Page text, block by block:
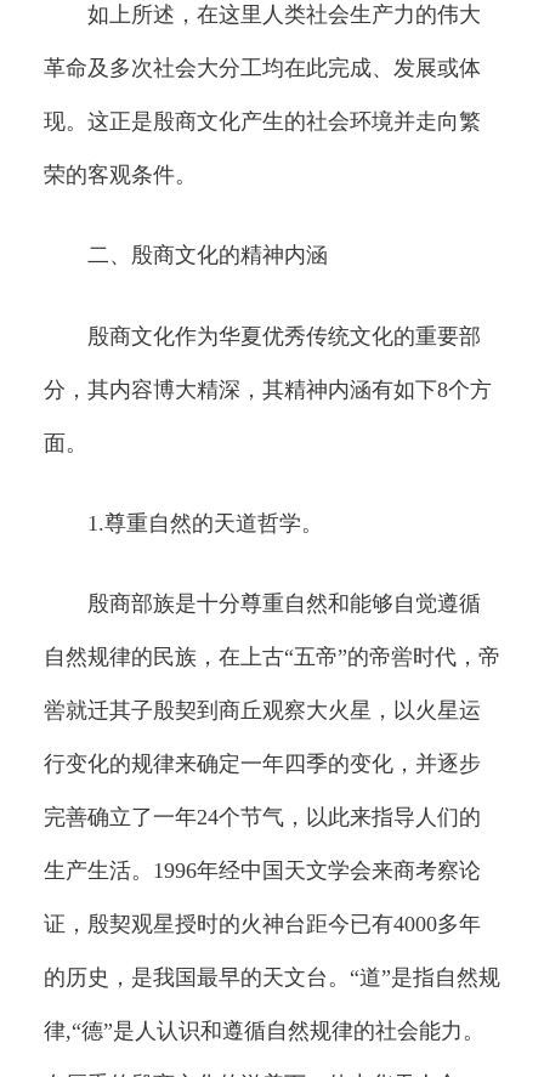
如上所述，在这里人类社会生产力的伟大
革命及多次社会大分工均在此完成、发展或体
现。这正是殷商文化产生的社会环境并走向繁
荣的客观条件。
二、殷商文化的精神内涵
殷商文化作为华夏优秀传统文化的重要部
分，其内容博大精深，其精神内涵有如下8个方
面。
1.尊重自然的天道哲学。
殷商部族是十分尊重自然和能够自觉遵循
自然规律的民族，在上古“五帝”的帝喾时代，帝
喾就迁其子殷契到商丘观察大火星，以火星运
行变化的规律来确定一年四季的变化，并逐步
完善确立了一年24个节气，以此来指导人们的
生产生活。1996年经中国天文学会来商考察论
证，殷契观星授时的火神台距今已有4000多年
的历史，是我国最早的天文台。“道”是指自然规
律,“德”是人认识和遵循自然规律的社会能力。